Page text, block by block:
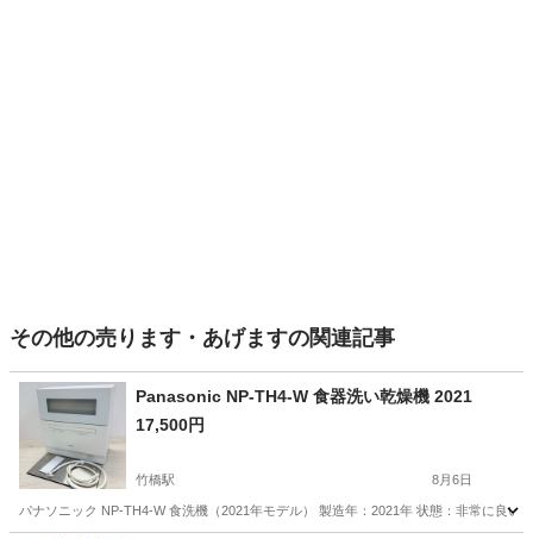
その他の売ります・あげますの関連記事
Panasonic NP-TH4-W 食器洗い乾燥機 2021
17,500円
竹橋駅 8月6日
パナソニック NP-TH4-W 食洗機（2021年モデル） 製造年：2021年 状態：非常に良